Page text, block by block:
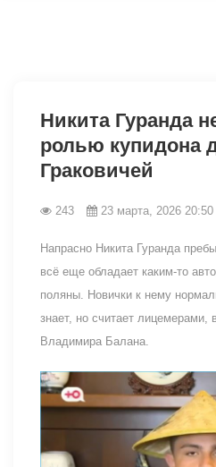
Никита Гуранда
ролью купидона
Граковичей
243 23 марта, 2026 20:50
Напрасно Никита Гуранда
всё еще обладает каким-то
поляны. Новички к нему
знает, но считает лицемерами,
Владимира Балана.